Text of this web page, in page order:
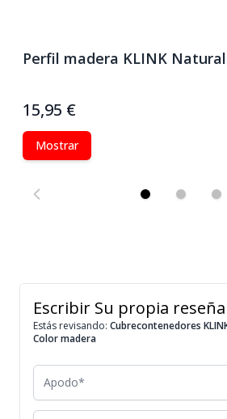
Perfil madera KLINK
15,95 €
Mostrar
Escribir Su propia reseña
Estás revisando: Cubrecontenedores
Color madera
Apodo